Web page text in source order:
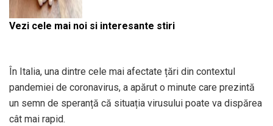
Vezi cele mai noi si interesante stiri
În Italia, una dintre cele mai afectate țări din contextul
pandemiei de coronavirus, a apărut o minute care prezintă
un semn de speranță că situația virusului poate va dispărea
cât mai rapid.